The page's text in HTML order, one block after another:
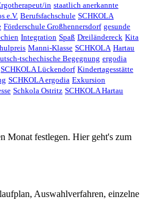
in staatlich anerkannte
e.V. Berufsfachschule SCHKOLA
Förderschule Großhennersdorf gesunde
Integration Spaß Dreiländereck Kita
Manni-Klasse SCHKOLA Hartau
tschechische Begegnung ergodia
SCHKOLA Lückendorf Kindertagesstätte
SCHKOLA ergodia Exkursion
Schkola Ostritz SCHKOLA Hartau
Monat festlegen. Hier geht's zum
Auswahlverfahren, einzelne